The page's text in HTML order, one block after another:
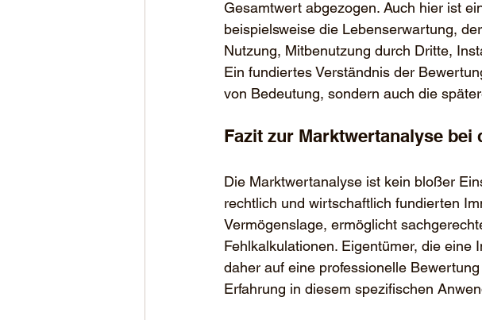
Gesamtwert abgezogen. Auch hier ist
beispielsweise die Lebenserwartung,
Nutzung, Mitbenutzung durch Dritte,
Ein fundiertes Verständnis der
von Bedeutung, sondern auch die
Fazit zur Marktwertanalyse
Die Marktwertanalyse ist kein bloßer
rechtlich und wirtschaftlich fundierten
Vermögenslage, ermöglicht
Fehlkalkulationen. Eigentümer, die eine
daher auf eine professionelle
Erfahrung in diesem spezifischen